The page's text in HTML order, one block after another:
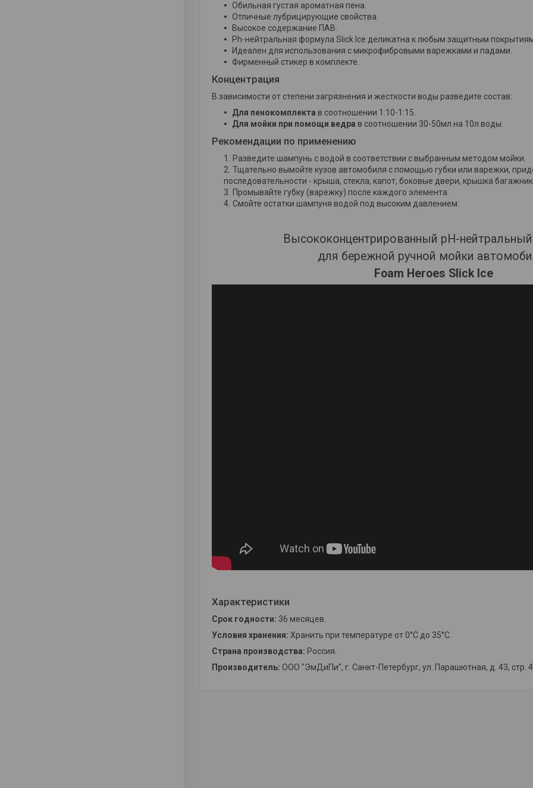
Обильная густая ароматная пена.
Отличные лубрицирующие свойства.
Высокое содержание ПАВ.
Ph-нейтральная формула Slick Ice деликатна к любым защитным
Идеален для использования с микрофибровыми варежками и падами.
Фирменный стикер в комплекте.
Концентрация
В зависимости от степени загрязнения и жесткости воды разведите состав:
Для пенокомплекта в соотношении 1:10-1:15.
Для мойки при помощи ведра в соотношении 30-50мл на 10л воды.
Рекомендации по применению
Разведите шампунь с водой в соответствии с выбранным методом мойки.
Тщательно вымойте кузов автомобиля с помощью губки или варежки,
последовательности - крыша, стекла, капот, боковые двери, крышка
Промывайте губку (варежку) после каждого элемента.
Смойте остатки шампуня водой под высоким давлением.
Высококонцентрированный pH-
для бережной ручной мойки
Foam Heroes Slick Ice
Характеристики
Срок годности: 36 месяцев.
Условия хранения: Хранить при температуре от 0°С до 35°С.
Страна производства: Россия.
Производитель: OOO "ЭмДиПи", г. Санкт-Петербург, ул. Парашютная, д. 43, стр.